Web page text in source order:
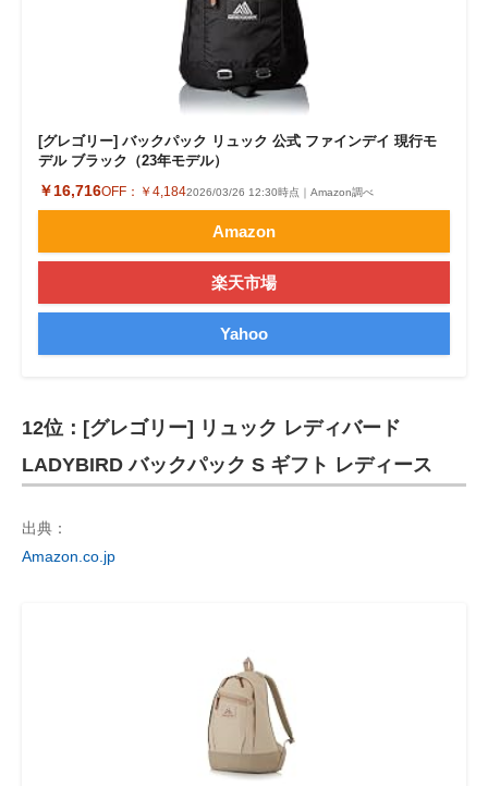
[グレゴリー] バックパック リュック 公式 ファインデイ 現行モ
デル ブラック（23年モデル）
￥16,716OFF： ￥4,1842026/03/26 12:30時点｜Amazon調べ
Amazon
楽天市場
Yahoo
12位：[グレゴリー] リュック レディバード
LADYBIRD バックパック S ギフト レディース
出典：
Amazon.co.jp